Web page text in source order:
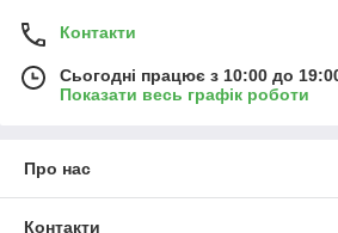
Контакти
Сьогодні працює з 10:00 до
Показати весь графік роботи
Про нас
Контакти